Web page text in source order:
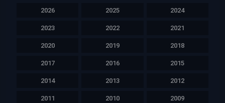
2026 2025 2024
2023 2022 2021
2020 2019 2018
2017 2016 2015
2014 2013 2012
2011 2010 2009